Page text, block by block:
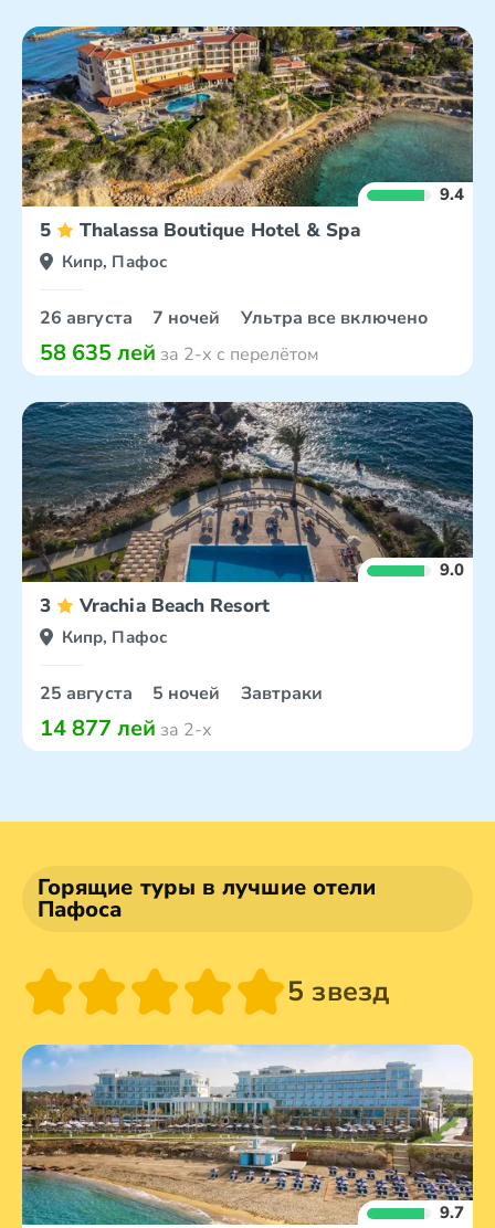
9.4
5 Thalassa Boutique Hotel & Spa
Кипр, Пафос
26 августа 7 ночей Ультра все включено
58 635 лей за 2-х с перелётом
9.0
3 Vrachia Beach Resort
Кипр, Пафос
25 августа 5 ночей Завтраки
14 877 лей за 2-х
Горящие туры в лучшие отели
Пафоса
5 звезд
9.7